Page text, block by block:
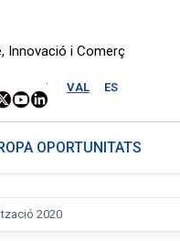
Innovació i Comerç
VAL ES
.
OPORTUNITATS
2020